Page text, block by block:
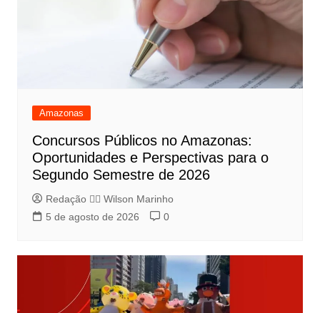
Amazonas
Concursos Públicos no Amazonas:
Oportunidades e Perspectivas para o
Segundo Semestre de 2026
Redação 👨‍⚖️​ Wilson Marinho
5 de agosto de 2026
0